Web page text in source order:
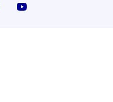
instagram